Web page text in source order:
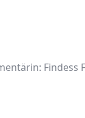
Findess